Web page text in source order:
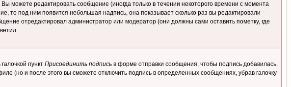
можете редактировать сообщение (иногда только в течении некоторого времени с момента
то под ним появится небольшая надпись, она показывает сколько раз вы редактировали
отредактировал администратор или модератор (они должны сами оставить пометку, где
пункт Присоединить подпись в форме отправки сообщения, чтобы подпись добавилась.
(но и после этого вы сможете отключить подпись в определенных сообщениях, убрав галочку